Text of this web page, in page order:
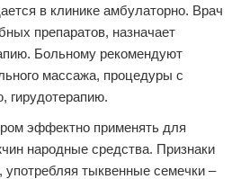
в клинике амбулаторно. Врач
препаратов, назначает
Больному рекомендуют
массажа, процедуры с
гирудотерапию.
эффектно применять для
народные средства. Признаки
употребляя тыквенные семечки –